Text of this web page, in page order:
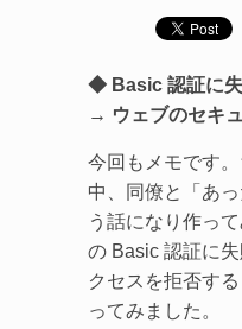
◆ Basic 認証に
→ ウェブのセキ
今回もメモです
中、同僚と「あ
う話になり作っ
の Basic 認証に
クセスを拒否す
ってみました。